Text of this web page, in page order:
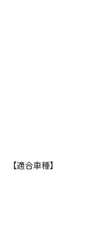
【適合車種】